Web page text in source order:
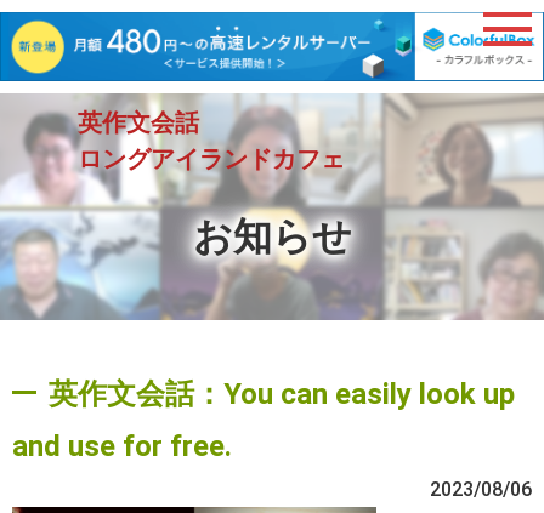
英作文会話
ロングアイランドカフェ
お知らせ
英作文会話：You can easily look up
and use for free.
2023/08/06